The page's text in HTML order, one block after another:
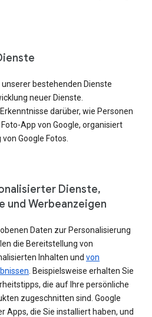
bestehenden Dienste
neuer Dienste.
darüber, wie Personen
App von Google, organisiert
Google Fotos.
Dienste,
und Werbeanzeigen
Daten zur Personalisierung
die Bereitstellung von
Inhalten und von
. Beispielsweise erhalten Sie
die auf Ihre persönliche
zugeschnitten sind. Google
Apps, die Sie installiert haben, und